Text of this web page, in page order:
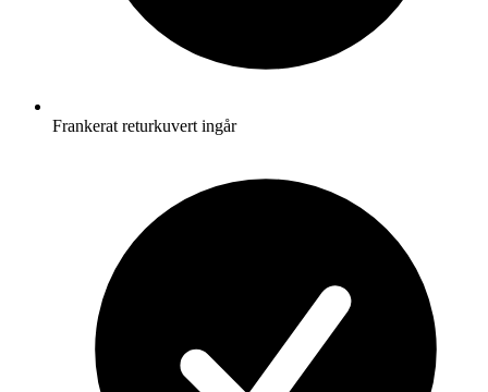
Frankerat returkuvert ingår